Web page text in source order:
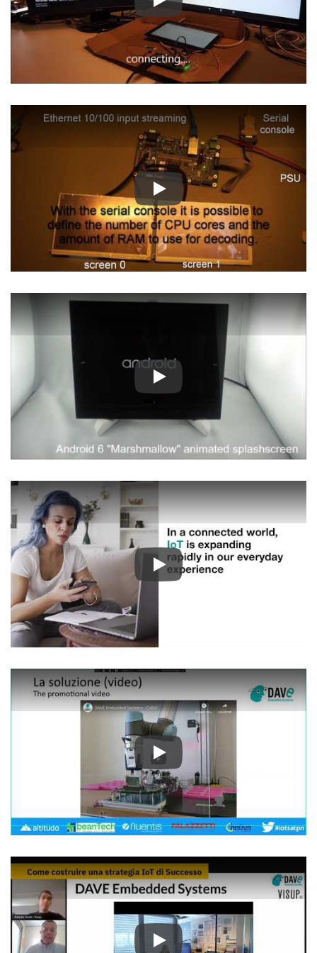
Play
Play
Play
Play
Play
Play